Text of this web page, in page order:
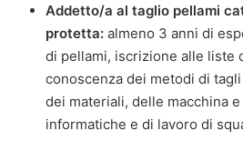
Addetto/a al taglio pellami
protetta: almeno 3 anni di
di pellami, iscrizione alle liste
conoscenza dei metodi di
dei materiali, delle macchina
informatiche e di lavoro di